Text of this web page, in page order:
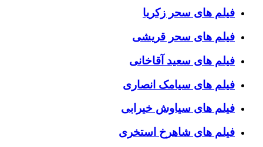
فیلم های سحر زکریا
فیلم های سحر قریشی
فیلم های سعید آقاخانی
فیلم های سیامک انصاری
فیلم های سیاوش خیرابی
فیلم های شاهرخ استخری